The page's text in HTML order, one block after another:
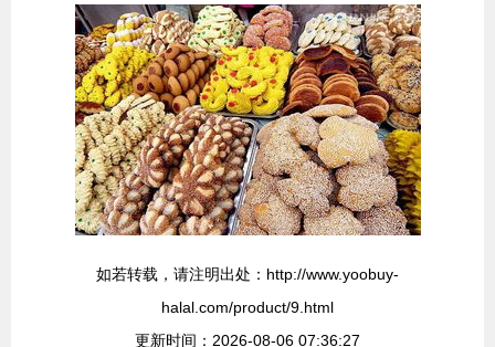
如若转载，请注明出处：http://www.yoobuy-
halal.com/product/9.html
更新时间：2026-08-06 07:36:27